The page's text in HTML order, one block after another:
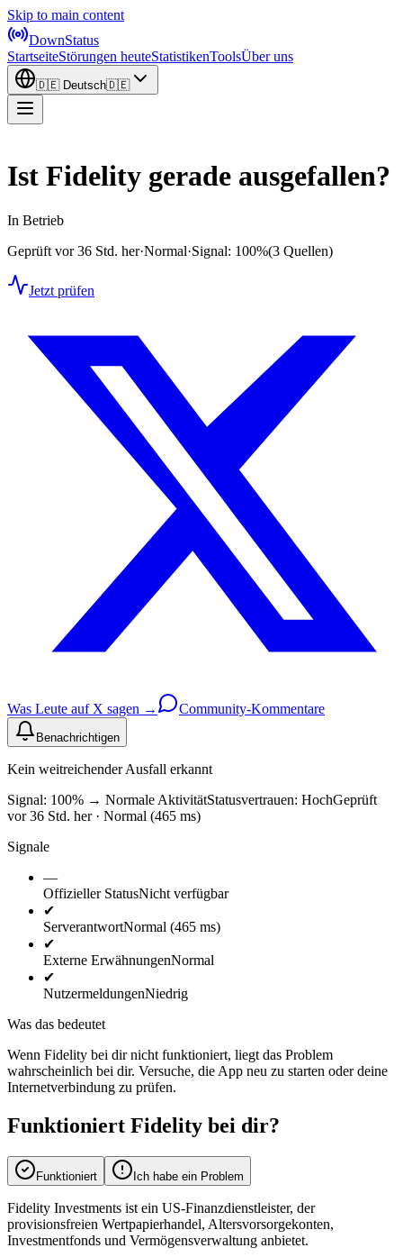
Skip to main content
DownStatus
StartseiteStörungen heuteStatistikenToolsÜber uns
🇩🇪 Deutsch🇩🇪
Ist Fidelity gerade ausgefallen?
In Betrieb
Geprüft vor 36 Std. her·Normal·Signal: 100%(3 Quellen)
Jetzt prüfen
Was Leute auf X sagen → Community-Kommentare
Benachrichtigen
Kein weitreichender Ausfall erkannt
Signal: 100% → Normale AktivitätStatusvertrauen: HochGeprüft
vor 36 Std. her · Normal (465 ms)
Signale
—
Offizieller StatusNicht verfügbar
✔
ServerantwortNormal (465 ms)
✔
Externe ErwähnungenNormal
✔
NutzermeldungenNiedrig
Was das bedeutet
Wenn Fidelity bei dir nicht funktioniert, liegt das Problem
wahrscheinlich bei dir. Versuche, die App neu zu starten oder deine
Internetverbindung zu prüfen.
Funktioniert Fidelity bei dir?
Funktioniert Ich habe ein Problem
Fidelity Investments ist ein US-Finanzdienstleister, der
provisionsfreien Wertpapierhandel, Altersvorsorgekonten,
Investmentfonds und Vermögensverwaltung anbietet.